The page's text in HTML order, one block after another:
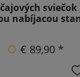
nabíjacou
€ 89,90 *